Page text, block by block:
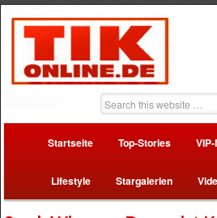
Startseite Top-Stories
Lifestyle Stargalerien